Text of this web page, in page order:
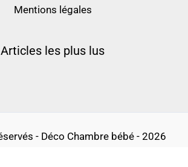
Mentions légales
Articles les plus lus
- Déco Chambre bébé - 2026